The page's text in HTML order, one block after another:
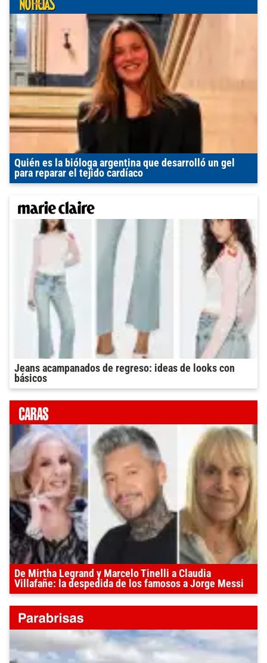
Quién es la bióloga argentina que desarrolló un gel
para reparar el tejido cardíaco
Jeans acampanados de regreso: ideas de looks con
básicos
De Mirtha Legrand y Marcelo Tinelli a Claudia
Villafañe: la despedida de los famosos a Jorge Messi